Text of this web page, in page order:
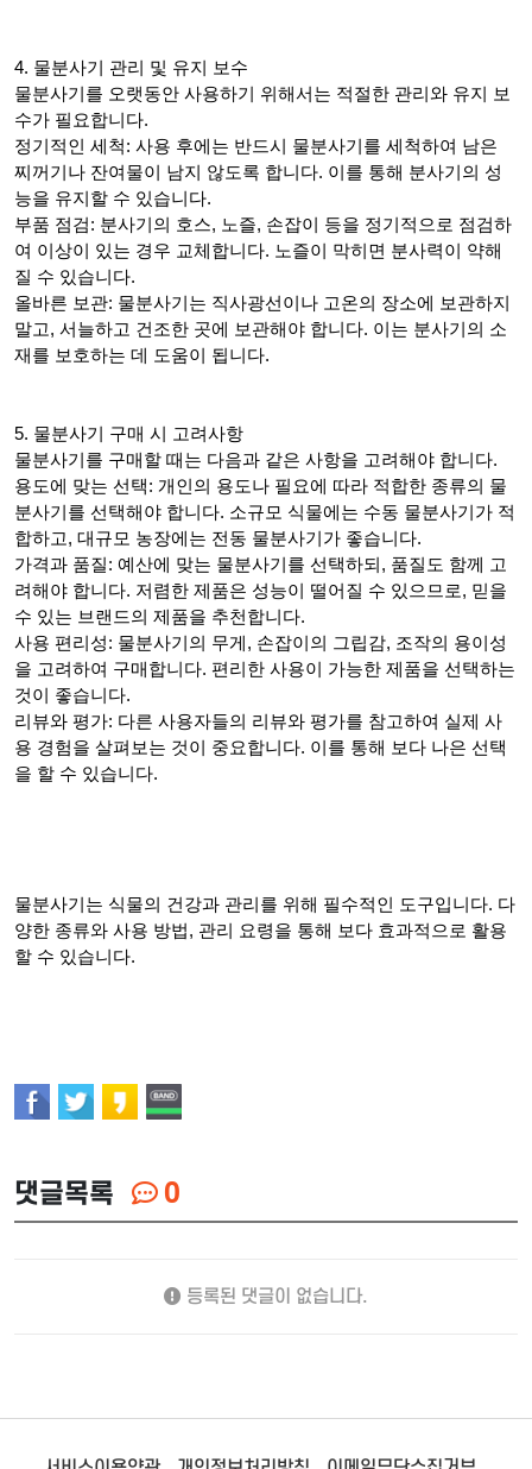
4. 물분사기 관리 및 유지 보수
물분사기를 오랫동안 사용하기 위해서는 적절한 관리와 유지 보
수가 필요합니다.
정기적인 세척: 사용 후에는 반드시 물분사기를 세척하여 남은
찌꺼기나 잔여물이 남지 않도록 합니다. 이를 통해 분사기의 성
능을 유지할 수 있습니다.
부품 점검: 분사기의 호스, 노즐, 손잡이 등을 정기적으로 점검하
여 이상이 있는 경우 교체합니다. 노즐이 막히면 분사력이 약해
질 수 있습니다.
올바른 보관: 물분사기는 직사광선이나 고온의 장소에 보관하지
말고, 서늘하고 건조한 곳에 보관해야 합니다. 이는 분사기의 소
재를 보호하는 데 도움이 됩니다.
5. 물분사기 구매 시 고려사항
물분사기를 구매할 때는 다음과 같은 사항을 고려해야 합니다.
용도에 맞는 선택: 개인의 용도나 필요에 따라 적합한 종류의 물
분사기를 선택해야 합니다. 소규모 식물에는 수동 물분사기가 적
합하고, 대규모 농장에는 전동 물분사기가 좋습니다.
가격과 품질: 예산에 맞는 물분사기를 선택하되, 품질도 함께 고
려해야 합니다. 저렴한 제품은 성능이 떨어질 수 있으므로, 믿을
수 있는 브랜드의 제품을 추천합니다.
사용 편리성: 물분사기의 무게, 손잡이의 그립감, 조작의 용이성
을 고려하여 구매합니다. 편리한 사용이 가능한 제품을 선택하는
것이 좋습니다.
리뷰와 평가: 다른 사용자들의 리뷰와 평가를 참고하여 실제 사
용 경험을 살펴보는 것이 중요합니다. 이를 통해 보다 나은 선택
을 할 수 있습니다.
물분사기는 식물의 건강과 관리를 위해 필수적인 도구입니다. 다
양한 종류와 사용 방법, 관리 요령을 통해 보다 효과적으로 활용
할 수 있습니다.
댓글목록 0
등록된 댓글이 없습니다.